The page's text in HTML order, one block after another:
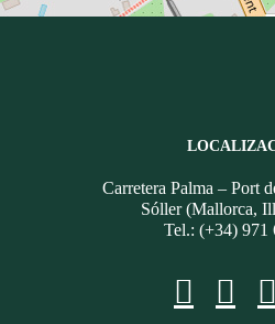
Carretera Palma – Port
Sóller (Mallorca,
Tel.: (+34) 971